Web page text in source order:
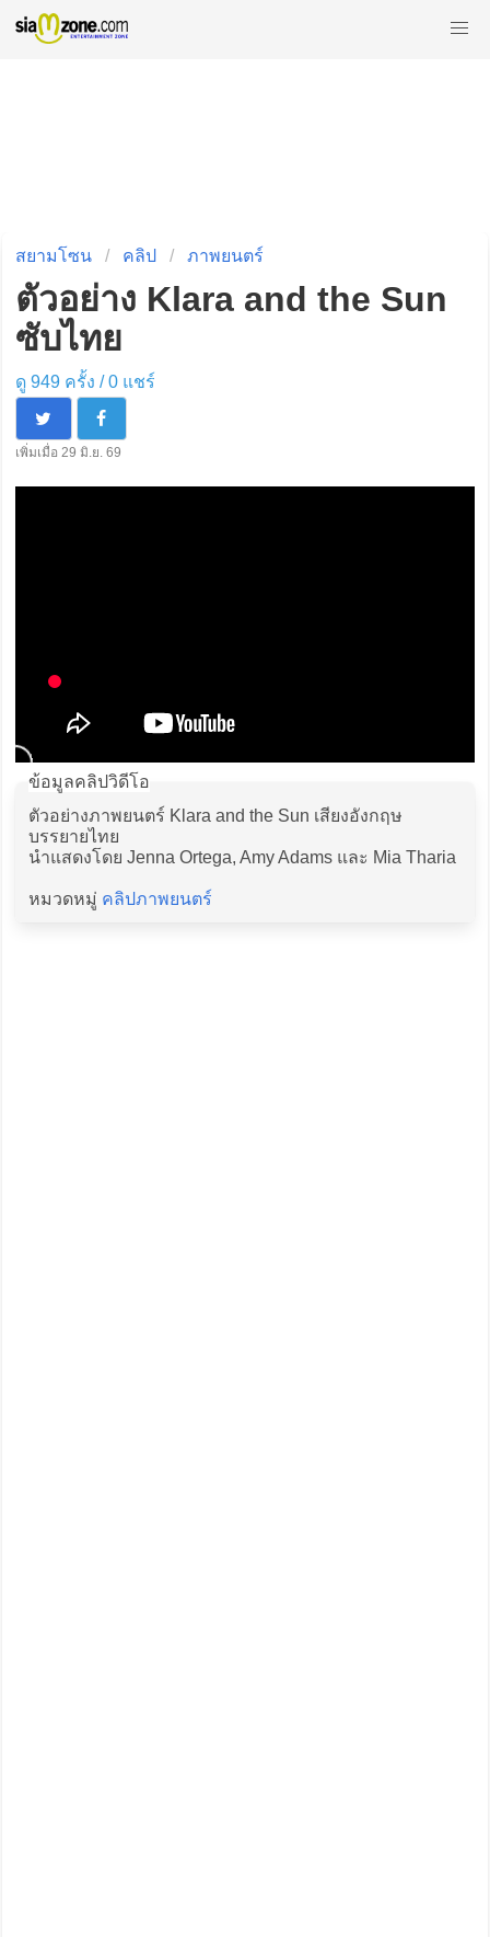
สยามโซน คลิป ภาพยนตร์
ตัวอย่าง Klara and the Sun
ซับไทย
ดู 949 ครั้ง /0แชร์
เพิ่มเมื่อ 29 มิ.ย. 69
ข้อมูลคลิปวิดีโอ
ตัวอย่างภาพยนตร์ Klara and the Sun เสียงอังกฤษ
บรรยายไทย
นำแสดงโดย Jenna Ortega, Amy Adams และ Mia Tharia
หมวดหมู่ คลิปภาพยนตร์